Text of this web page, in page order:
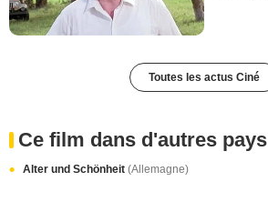
Toutes les actus Ciné
Ce film dans d'autres pays
Alter und Schönheit (Allemagne)